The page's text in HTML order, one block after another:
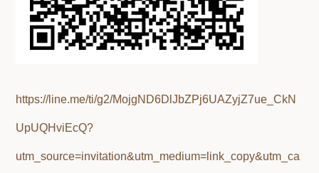
https://line.me/ti/g2/MojgND6DlJbZPj6UAZyjZ7ue_CkN
UpUQHviEcQ?
utm_source=invitation&utm_medium=link_copy&utm_ca